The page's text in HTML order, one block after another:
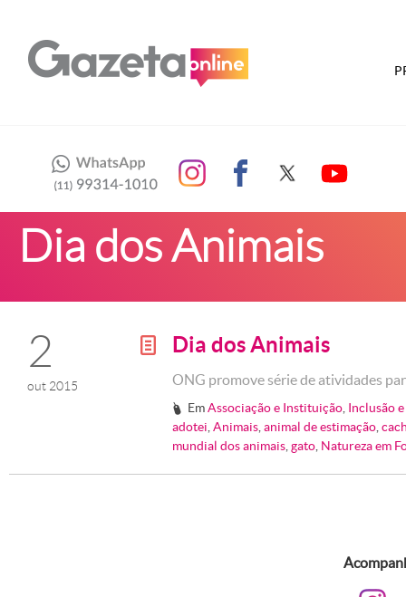
Dia dos Animais
2
out 2015
g Dia dos Animais
ONG promove série de atividades
# EmAssociação e Instituição Inclusão
adotei Animais animal de estimação
mundial dos animais gato Natureza em